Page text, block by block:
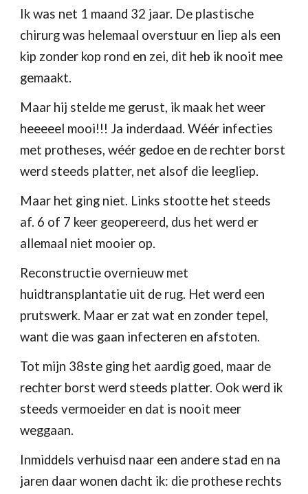
Ik was net 1 maand 32 jaar. De plastische
chirurg was helemaal overstuur en liep als een
kip zonder kop rond en zei, dit heb ik nooit mee
gemaakt.
Maar hij stelde me gerust, ik maak het weer
heeeeel mooi!!! Ja inderdaad. Wéér infecties
met protheses, wéér gedoe en de rechter borst
werd steeds platter, net alsof die leegliep.
Maar het ging niet. Links stootte het steeds
af. 6 of 7 keer geopereerd, dus het werd er
allemaal niet mooier op.
Reconstructie overnieuw met
huidtransplantatie uit de rug. Het werd een
prutswerk. Maar er zat wat en zonder tepel,
want die was gaan infecteren en afstoten.
Tot mijn 38ste ging het aardig goed, maar de
rechter borst werd steeds platter. Ook werd ik
steeds vermoeider en dat is nooit meer
weggaan.
Inmiddels verhuisd naar een andere stad en na
jaren daar wonen dacht ik: die prothese rechts